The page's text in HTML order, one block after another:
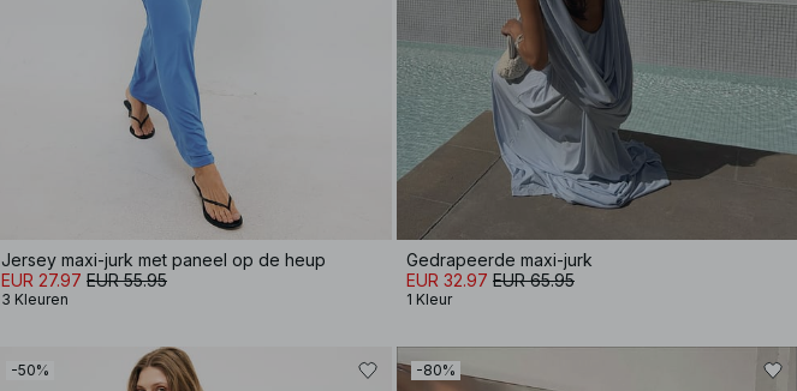
Jersey maxi-jurk met paneel op de heup
EUR 27.97 EUR 55.95
3 Kleuren
Gedrapeerde maxi-jurk
EUR 32.97 EUR 65.95
1 Kleur
-50% -80%